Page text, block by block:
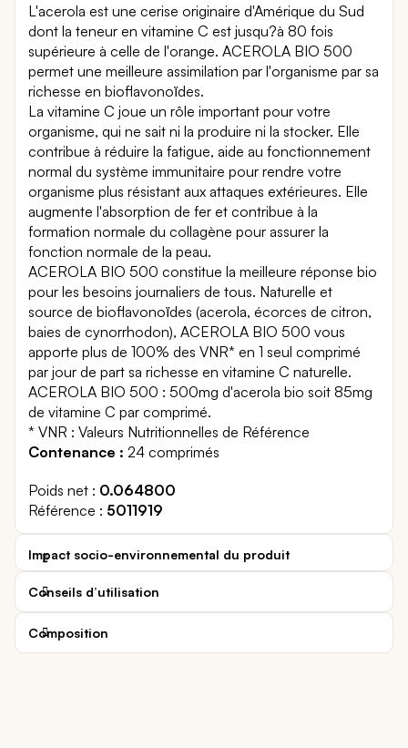
L'acerola est une cerise originaire d'Amérique du Sud
dont la teneur en vitamine C est jusqu?à 80 fois
supérieure à celle de l'orange. ACEROLA BIO 500
permet une meilleure assimilation par l'organisme par sa
richesse en bioflavonoïdes.
La vitamine C joue un rôle important pour votre
organisme, qui ne sait ni la produire ni la stocker. Elle
contribue à réduire la fatigue, aide au fonctionnement
normal du système immunitaire pour rendre votre
organisme plus résistant aux attaques extérieures. Elle
augmente l'absorption de fer et contribue à la
formation normale du collagène pour assurer la
fonction normale de la peau.
ACEROLA BIO 500 constitue la meilleure réponse bio
pour les besoins journaliers de tous. Naturelle et
source de bioflavonoïdes (acerola, écorces de citron,
baies de cynorrhodon), ACEROLA BIO 500 vous
apporte plus de 100% des VNR* en 1 seul comprimé
par jour de part sa richesse en vitamine C naturelle.
ACEROLA BIO 500 : 500mg d'acerola bio soit 85mg
de vitamine C par comprimé.
* VNR : Valeurs Nutritionnelles de Référence
Contenance : 24 comprimés
Poids net
0.064800
Référence
5011919
Impact socio-environnemental du produit
Conseils d’utilisation
Composition